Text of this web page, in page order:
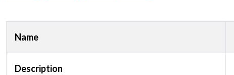
Name
Description